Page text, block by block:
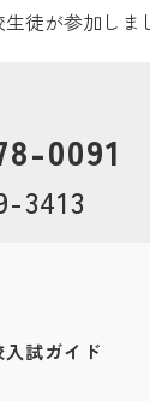
徒が参加しま
0091
3413
入試ガイド